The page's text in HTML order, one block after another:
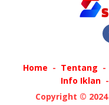
Home Tentang
Info Iklan
Copyright © 2024